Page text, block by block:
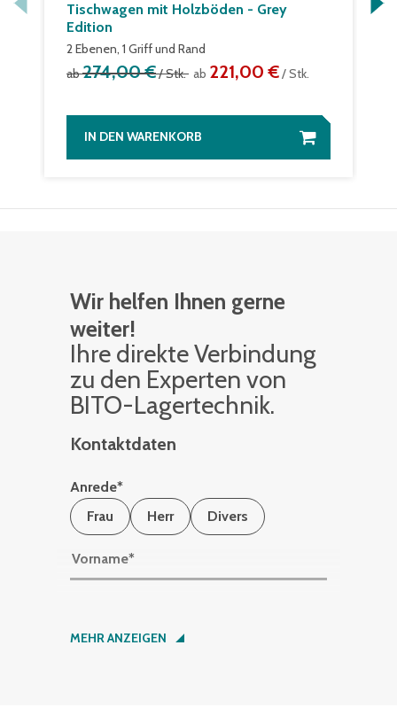
Tischwagen mit Holzböden - Grey
Edition
2 Ebenen, 1 Griff und Rand
ab274,00 €/ Stk. ab 221,00 €/ Stk.
IN DEN WARENKORB
Wir helfen Ihnen gerne
weiter!
Ihre di­rek­te Ver­bin­dung
zu den Ex­per­ten von
BITO-La­ger­tech­nik.
Kontaktdaten
Anrede*
Frau
Herr Divers
Vorname*
Nachname*
MEHR ANZEIGEN